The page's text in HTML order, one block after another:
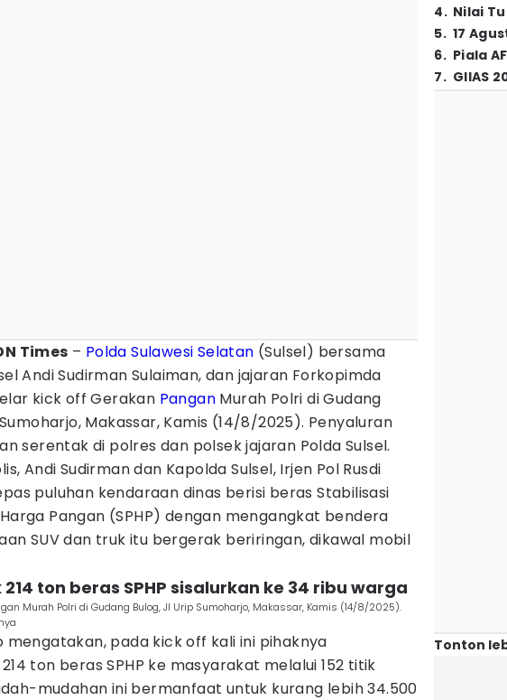
Times – Polda Sulawesi Selatan (Sulsel) bersama
Andi Sudirman Sulaiman, dan jajaran Forkopimda
kick off Gerakan Pangan Murah Polri di Gudang
Makassar, Kamis (14/8/2025). Penyaluran
serentak di polres dan polsek jajaran Polda Sulsel.
Andi Sudirman dan Kapolda Sulsel, Irjen Pol Rusdi
puluhan kendaraan dinas berisi beras Stabilisasi
Pangan (SPHP) dengan mengangkat bendera
SUV dan truk itu bergerak beriringan, dikawal mobil
214 ton beras SPHP sisalurkan ke 34 ribu warga
Murah Polri di Gudang Bulog, Jl Urip Sumoharjo, Makassar, Kamis (14/8/2025).
mengatakan, pada kick off kali ini pihaknya
ton beras SPHP ke masyarakat melalui 152 titik
mudahan ini bermanfaat untuk kurang lebih 34.500
4. Nilai
5. 17
6. Piala
7. GIIAS
Tonton